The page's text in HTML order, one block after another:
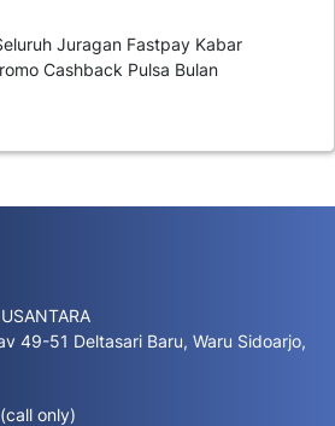
Juragan Fastpay Kabar
Cashback Pulsa Bulan
49-51 Deltasari Baru, Waru Sidoarjo,
only)